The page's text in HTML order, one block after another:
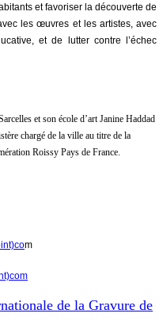
et favoriser la découverte de
les œuvres et les artistes, avec
et de lutter contre l’échec
et son école d’art Janine Haddad
chargé de la ville au titre de la
Roissy Pays de France.
m
de la Gravure de